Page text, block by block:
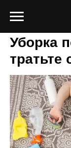
Блог
Уборка
тратьте